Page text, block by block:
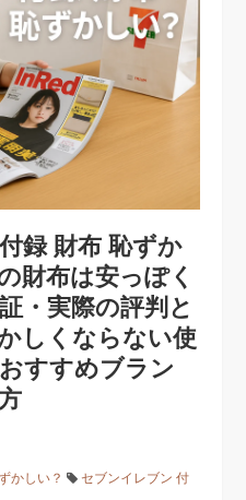
録 財布 恥ずか
財布は安っぽく
・実際の評判と
しくならない使
すすめブラン
かしい？
セブンイレブン 付